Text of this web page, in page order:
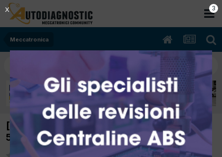
Meccatronica
[volkswagen polo 12/2012 1200cc cgpa
51Kw Benzina] servosterzo elettrico
2
X